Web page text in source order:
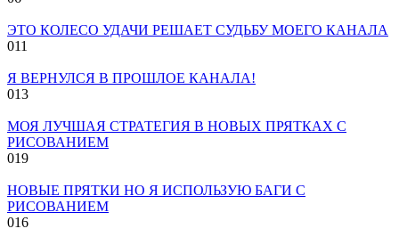
ЭТО КОЛЕСО УДАЧИ РЕШАЕТ СУДЬБУ МОЕГО КАНАЛА
011
Я ВЕРНУЛСЯ В ПРОШЛОЕ КАНАЛА!
013
МОЯ ЛУЧШАЯ СТРАТЕГИЯ В НОВЫХ ПРЯТКАХ С
РИСОВАНИЕМ
019
НОВЫЕ ПРЯТКИ НО Я ИСПОЛЬЗУЮ БАГИ С
РИСОВАНИЕМ
016